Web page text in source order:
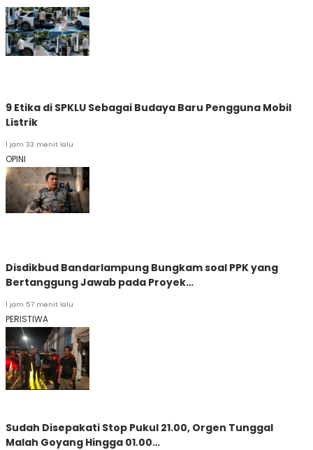
9 Etika di SPKLU Sebagai Budaya Baru Pengguna Mobil
Listrik
1 jam 33 menit lalu
OPINI
Disdikbud Bandarlampung Bungkam soal PPK yang
Bertanggung Jawab pada Proyek…
1 jam 57 menit lalu
PERISTIWA
Sudah Disepakati Stop Pukul 21.00, Orgen Tunggal
Malah Goyang Hingga 01.00…